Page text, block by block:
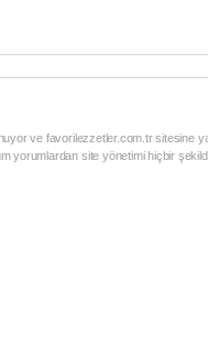
ve favorilezzetler.com.tr sitesine
yorumlardan site yönetimi hiçbir